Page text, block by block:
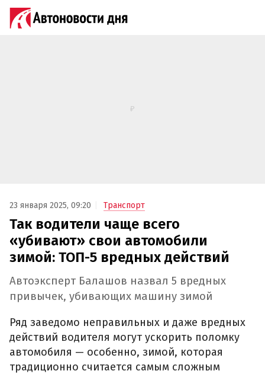
23 января 2025, 09:20 Транспорт
Так водители чаще всего
«убивают» свои автомобили
зимой: ТОП-5 вредных действий
Автоэксперт Балашов назвал 5 вредных
привычек, убивающих машину зимой
Ряд заведомо неправильных и даже вредных
действий водителя могут ускорить поломку
автомобиля — особенно, зимой, которая
традиционно считается самым сложным